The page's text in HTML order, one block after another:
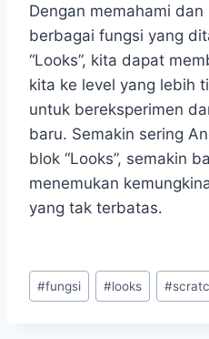
Dengan memahami
berbagai fungsi yang
“Looks”, kita dapat
kita ke level yang lebih
untuk bereksperimen
baru. Semakin sering
blok “Looks”, semakin
menemukan
yang tak terbatas.
Post
Tags:
#fungsi #looks #